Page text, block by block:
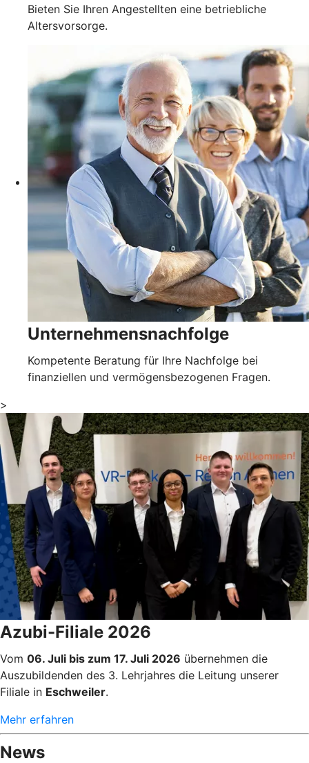
Bieten Sie Ihren Angestellten eine betriebliche
Altersvorsorge.
Unternehmensnachfolge
Kompetente Beratung für Ihre Nachfolge bei
finanziellen und vermögensbezogenen Fragen.
>
Azubi-Filiale 2026
Vom 06. Juli bis zum 17. Juli 2026 übernehmen die
Auszubildenden des 3. Lehrjahres die Leitung unserer
Filiale in Eschweiler.
Mehr erfahren
News